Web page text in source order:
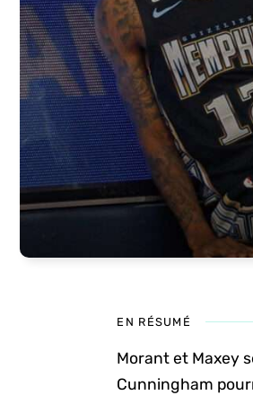
EN RÉSUMÉ
Morant et Maxey
Cunningham